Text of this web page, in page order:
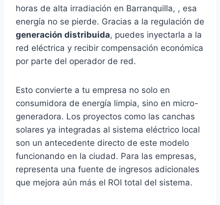
horas de alta irradiación en Barranquilla, , esa
energía no se pierde. Gracias a la regulación de
generación distribuida, puedes inyectarla a la
red eléctrica y recibir compensación económica
por parte del operador de red.
Esto convierte a tu empresa no solo en
consumidora de energía limpia, sino en micro-
generadora. Los proyectos como las canchas
solares ya integradas al sistema eléctrico local
son un antecedente directo de este modelo
funcionando en la ciudad. Para las empresas,
representa una fuente de ingresos adicionales
que mejora aún más el ROI total del sistema.